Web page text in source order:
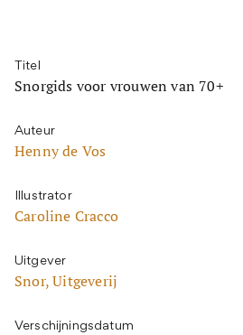
Titel
Snorgids voor vrouwen van 70+
Auteur
Henny de Vos
Illustrator
Caroline Cracco
Uitgever
Snor, Uitgeverij
Verschijningsdatum